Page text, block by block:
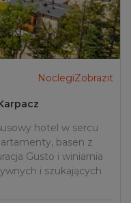
NoclegiZobrazit
hotel w sercu
basen z
Gusto i winiarnia
i szukających